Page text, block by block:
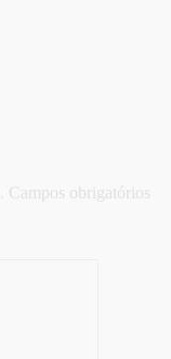
Campos obrigatórios